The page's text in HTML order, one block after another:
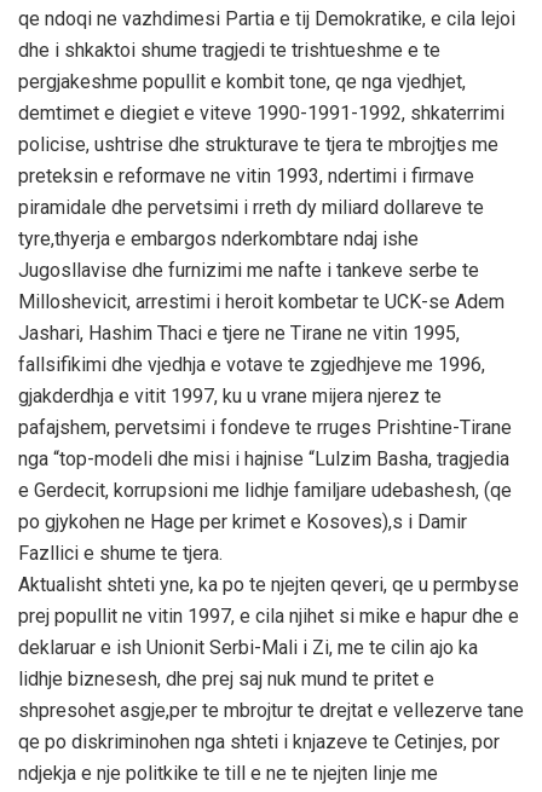
qe ndoqi ne vazhdimesi Partia e tij Demokratike, e cila lejoi
dhe i shkaktoi shume tragjedi te trishtueshme e te
pergjakeshme popullit e kombit tone, qe nga vjedhjet,
demtimet e diegiet e viteve 1990-1991-1992, shkaterrimi
policise, ushtrise dhe strukturave te tjera te mbrojtjes me
preteksin e reformave ne vitin 1993, ndertimi i firmave
piramidale dhe pervetsimi i rreth dy miliard dollareve te
tyre,thyerja e embargos nderkombtare ndaj ishe
Jugosllavise dhe furnizimi me nafte i tankeve serbe te
Milloshevicit, arrestimi i heroit kombetar te UCK-se Adem
Jashari, Hashim Thaci e tjere ne Tirane ne vitin 1995,
fallsifikimi dhe vjedhja e votave te zgjedhjeve me 1996,
gjakderdhja e vitit 1997, ku u vrane mijera njerez te
pafajshem, pervetsimi i fondeve te rruges Prishtine-Tirane
nga “top-modeli dhe misi i hajnise “Lulzim Basha, tragjedia
e Gerdecit, korrupsioni me lidhje familjare udebashesh, (qe
po gjykohen ne Hage per krimet e Kosoves),s i Damir
Fazllici e shume te tjera.
Aktualisht shteti yne, ka po te njejten qeveri, qe u permbyse
prej popullit ne vitin 1997, e cila njihet si mike e hapur dhe e
deklaruar e ish Unionit Serbi-Mali i Zi, me te cilin ajo ka
lidhje biznesesh, dhe prej saj nuk mund te pritet e
shpresohet asgje,per te mbrojtur te drejtat e vellezerve tane
qe po diskriminohen nga shteti i knjazeve te Cetinjes, por
ndjekja e nje politkike te till e ne te njejten linje me